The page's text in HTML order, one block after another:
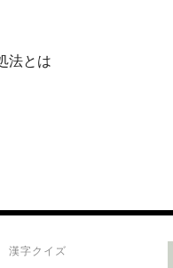
法とは
漢字クイズ